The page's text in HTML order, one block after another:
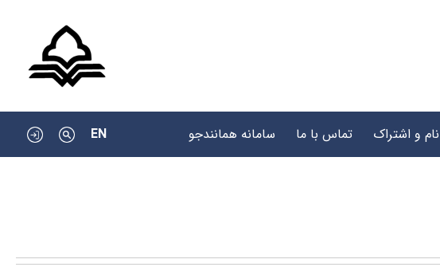
و اشتراک تماس با ما سامانه همانندجو EN